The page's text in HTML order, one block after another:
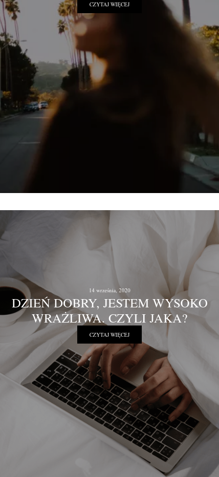
CZYTAJ WIĘCEJ
14 września, 2020
DZIEŃ DOBRY, JESTEM WYSOKO
WRAŻLIWA. CZYLI JAKA?
CZYTAJ WIĘCEJ